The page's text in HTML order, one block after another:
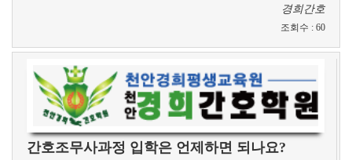
경희간호
조회수 : 60
간호조무사과정 입학은 언제하면 되나요?